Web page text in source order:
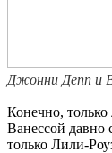
Джонни Депп и
Конечно,
Ванессой давно
только Лили-